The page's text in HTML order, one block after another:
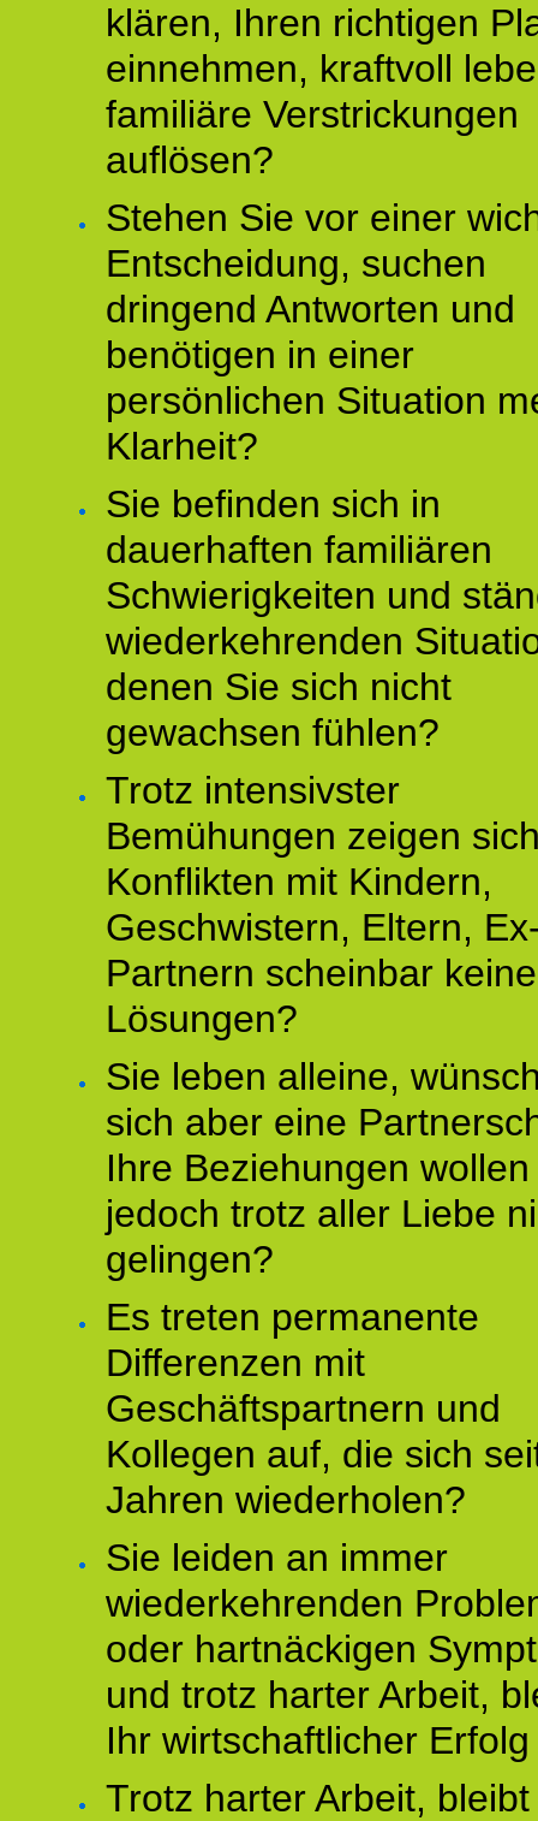
klären, Ihren richtigen
einnehmen, kraftvoll
familiäre Verstrickungen
auflösen?
Stehen Sie vor einer
Entscheidung, suchen
dringend Antworten und
benötigen in einer
persönlichen Situation
Klarheit?
Sie befinden sich in
dauerhaften familiären
Schwierigkeiten und
wiederkehrenden
denen Sie sich nicht
gewachsen fühlen?
Trotz intensivster
Bemühungen zeigen
Konflikten mit Kindern,
Geschwistern, Eltern,
Partnern scheinbar keine
Lösungen?
Sie leben alleine,
sich aber eine
Ihre Beziehungen wollen
jedoch trotz aller Liebe
gelingen?
Es treten permanente
Differenzen mit
Geschäftspartnern und
Kollegen auf, die sich
Jahren wiederholen?
Sie leiden an immer
wiederkehrenden
oder hartnäckigen
und trotz harter Arbeit,
Ihr wirtschaftlicher
Trotz harter Arbeit,